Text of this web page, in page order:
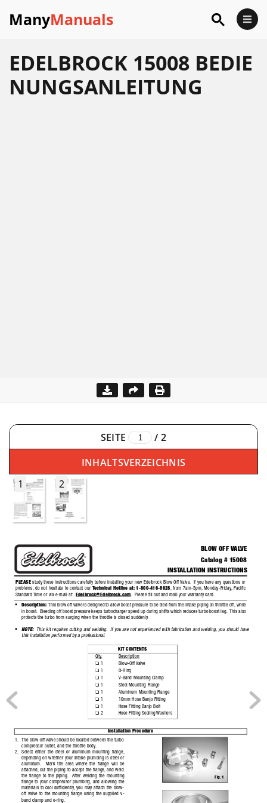
ManyManuals
EDELBROCK 15008 BEDIE
NUNGSANLEITUNG
SEITE / 2
INHALTSVERZEICHNIS
1
2
BLOW OFF VALVE
Catalog # 15008
INSTALLATION INSTRUCTIONS
®
PLEASE study these instructions carefully before installing your new Edelbrock Blow Off Valve.
If you have any questions or
problems, do not hesitate to contact our Technical Hotline at: 1-800-416-8628, from 7am-5pm, Monday-Friday, Pacific
Standard Time or via e-mail at: Edelbrock@Edelbrock.com Please fill out and mail your warranty card.
Installation Procedure
KIT CONTENTS
Qty. Description
Blow-Off Valve
O-Ring
V-Band Mounting Clamp
Steel Mounting Flange
❑ 1 Aluminum Mounting Flange
❑ 1 10mm Hose Banjo Fitting
❑ 1 Hose Fitting Banjo Bolt
2 Hose Fitting Sealing Washers
• Description:
This blow off valve is designed to allow boost pressure to be bled from the intake piping on throttle off, while
in boost.
Bleeding off boost pressure keeps turbocharger speed up during shifts which reduces turbo boost lag.
This also
protects the turbo from surging when the throttle is closed suddenly.
• NOTE: This kit requires cutting and welding. If you are not experienced with fabrication and welding, you should have
this installation performed by a professional.
1.
The blow-off valve should be located between the turbo
compressor outlet, and the throttle body.
2.
Select either the steel or aluminum mounting flange,
depending on whether your intake plumbing is steel or
aluminum.
Mark the area where the flange will be
attached, cut the piping to accept the flange, and weld
the flange to the piping.
After welding the mounting
flange to your compressor plumbing, and allowing the
materials to cool sufficiently, you may attach the blow-
off valve to the mounting flange using the supplied v-
band clamp and o-ring.
Fig . 1